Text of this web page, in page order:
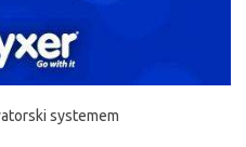
systemem